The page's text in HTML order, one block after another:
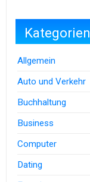
Kategorien
Allgemein
Auto und Verkehr
Buchhaltung
Business
Computer
Dating